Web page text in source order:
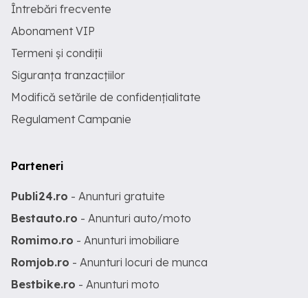
Întrebări frecvente
Abonament VIP
Termeni și condiții
Siguranța tranzacțiilor
Modifică setările de confidențialitate
Regulament Campanie
Parteneri
Publi24.ro - Anunturi gratuite
Bestauto.ro - Anunturi auto/moto
Romimo.ro - Anunturi imobiliare
Romjob.ro - Anunturi locuri de munca
Bestbike.ro - Anunturi moto